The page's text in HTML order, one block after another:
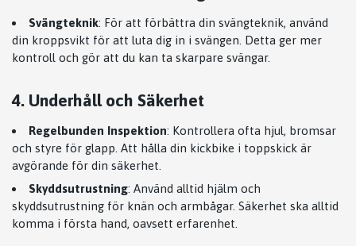
Svängteknik: För att förbättra din svängteknik, använd
din kroppsvikt för att luta dig in i svängen. Detta ger mer
kontroll och gör att du kan ta skarpare svängar.
4. Underhåll och Säkerhet
Regelbunden Inspektion: Kontrollera ofta hjul, bromsar
och styre för glapp. Att hålla din kickbike i toppskick är
avgörande för din säkerhet.
Skyddsutrustning: Använd alltid hjälm och
skyddsutrustning för knän och armbågar. Säkerhet ska alltid
komma i första hand, oavsett erfarenhet.